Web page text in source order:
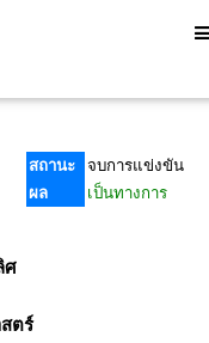
สถานะ
จบการแข่งขัน
ผล
เป็นทางการ
ศ
ตร์